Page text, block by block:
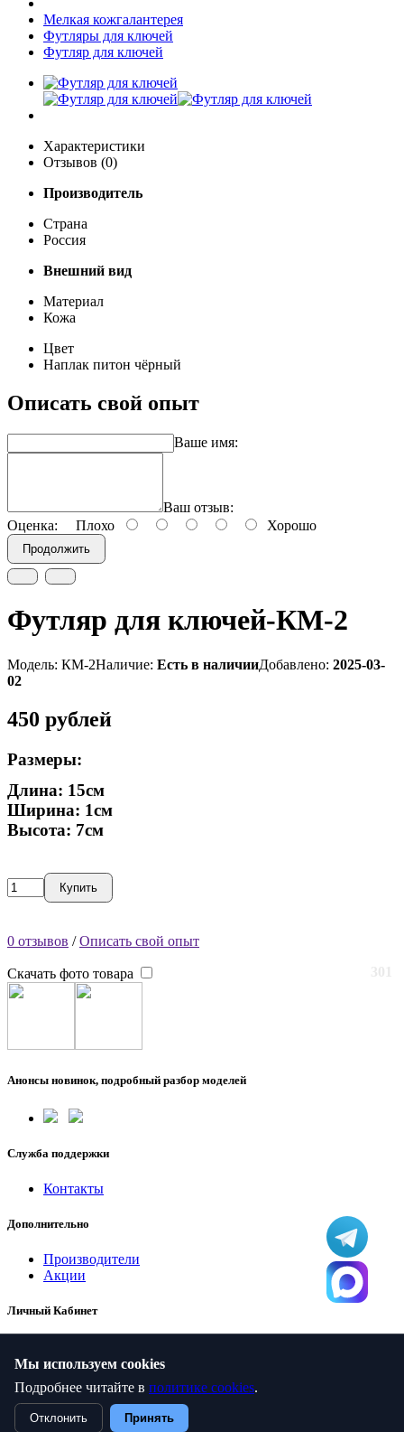
Мелкая кожгалантерея
Футляры для ключей
Футляр для ключей
Характеристики
Отзывов (0)
Производитель
Страна
Россия
Внешний вид
Материал
Кожа
Цвет
Наплак питон чёрный
Описать свой опыт
Ваше имя:
Ваш отзыв:
Оценка: Плохо Хорошо
Продолжить
Футляр для ключей-КМ-2
Модель: КМ-2Наличие: Есть в наличииДобавлено: 2025-03-
02
450 рублей
Размеры:
Длина: 15см
Ширина: 1см
Высота: 7см
Купить
0 отзывов /Описать свой опыт
Скачать фото товара
Анонсы новинок, подробный разбор моделей
Служба поддержки
Контакты
Дополнительно
Производители
Акции
Личный Кабинет
Сумки "Олива" © 2026
Текущее состояние cookie: не выбрано
Мы используем cookies
Подробнее читайте в политике cookies.
Отклонить Принять